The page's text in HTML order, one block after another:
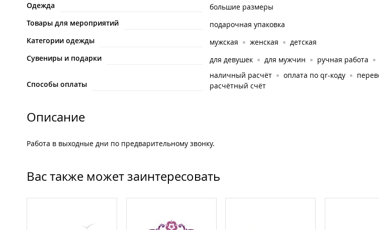
Одежда
большие размеры
Товары для мероприятий
подарочная упаковка
Категории одежды
мужская женская
детская
Сувениры и подарки
для девушек для мужчин ручная работа
Способы оплаты
наличный расчёт оплата по qr-коду
расчётный счёт
Описание
Работа в выходные дни по предварительному звонку.
Вас также может заинтересовать